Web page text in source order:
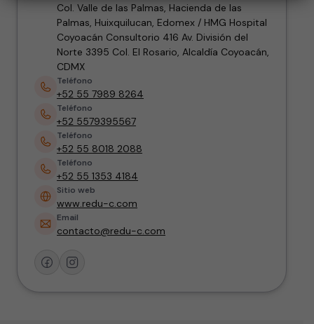
Col. Valle de las Palmas, Hacienda de las
Palmas, Huixquilucan, Edomex / HMG Hospital
Coyoacán Consultorio 416 Av. División del
Norte 3395 Col. El Rosario, Alcaldía Coyoacán,
CDMX
Teléfono
+52 55 7989 8264
Teléfono
+52 5579395567
Teléfono
+52 55 8018 2088
Teléfono
+52 55 1353 4184
Sitio web
www.redu-c.com
Email
contacto@redu-c.com